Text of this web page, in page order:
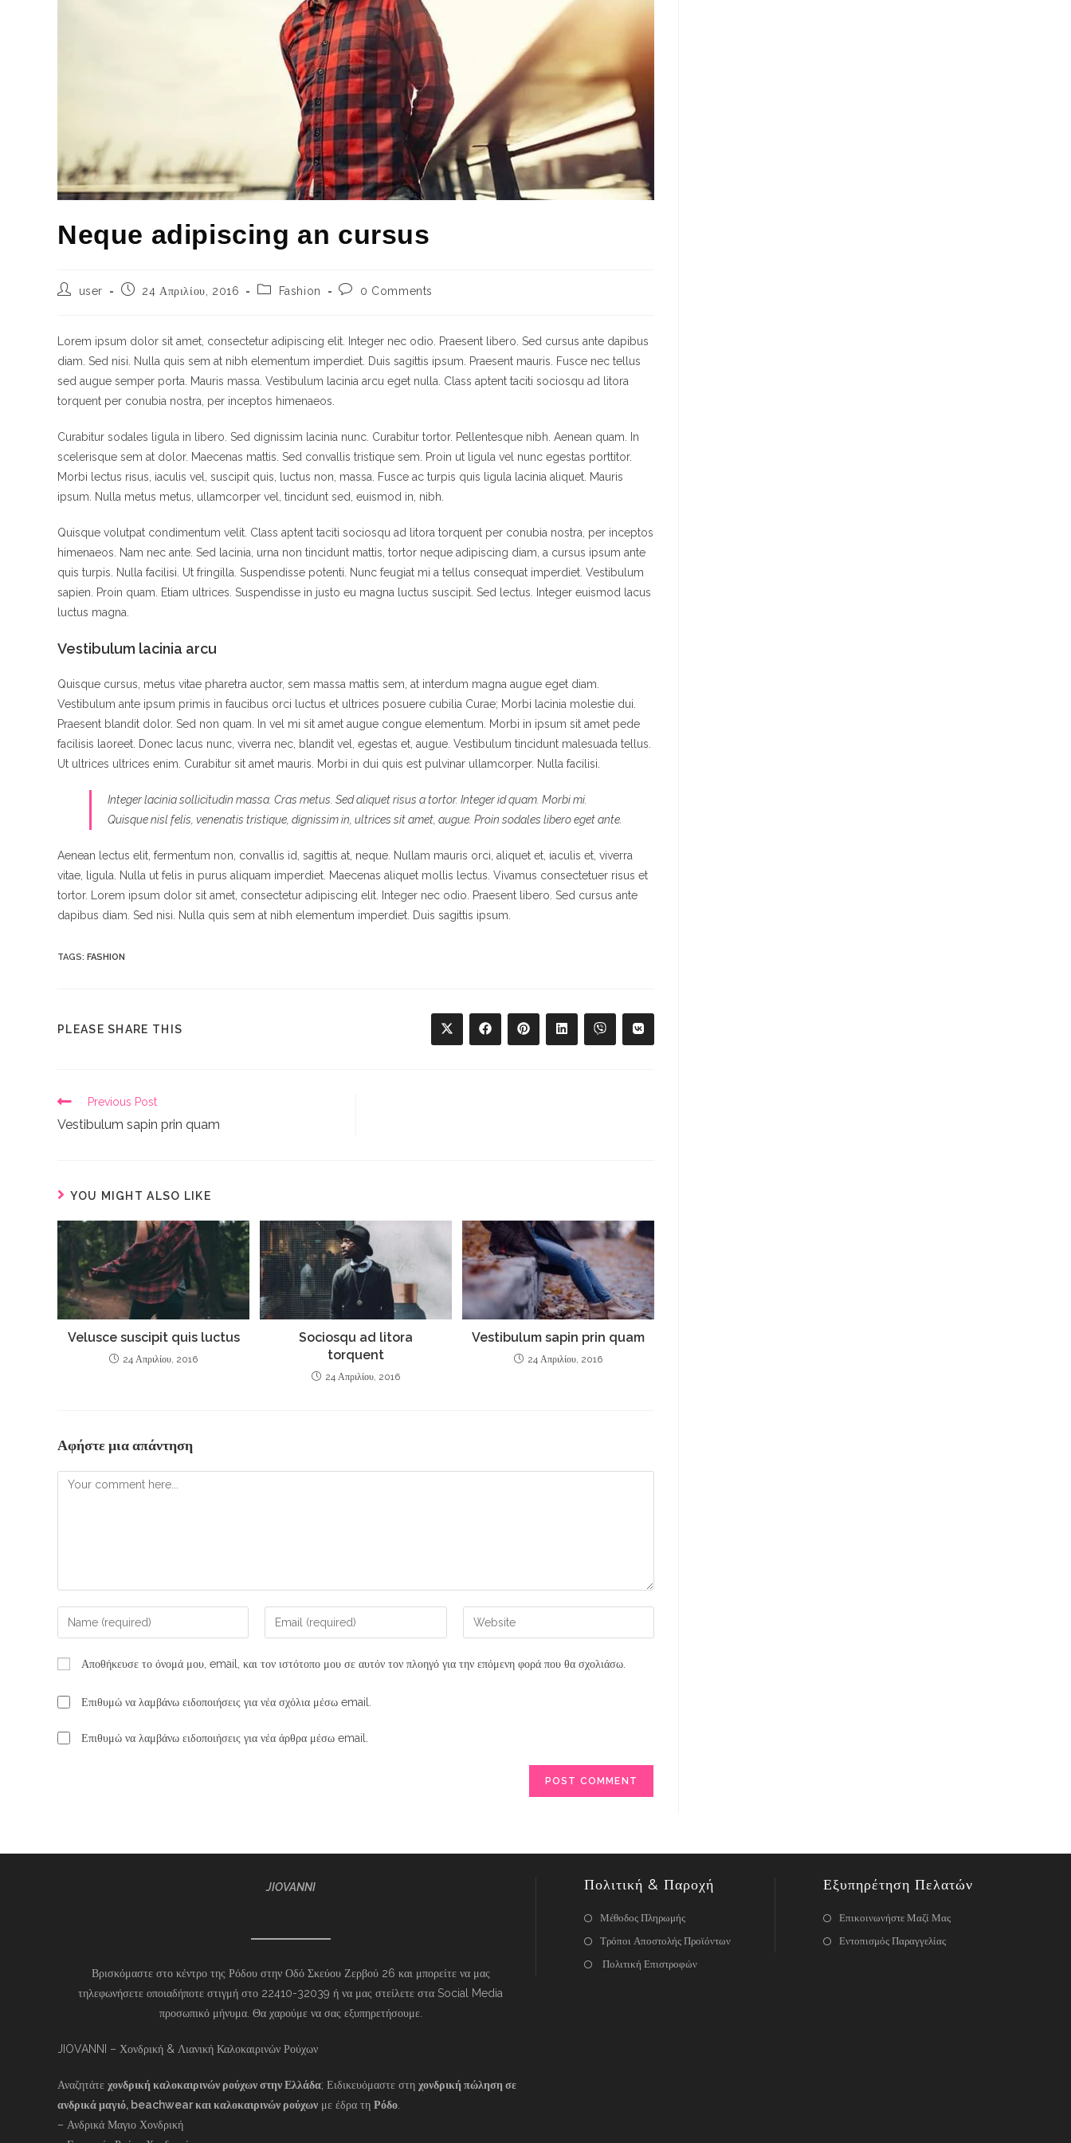
Neque adipiscing an cursus
user 24 Απριλίου, 2016 Fashion 0 Comments
Lorem ipsum dolor sit amet, consectetur adipiscing elit. Integer nec odio. Praesent libero. Sed cursus ante dapibus
diam. Sed nisi. Nulla quis sem at nibh elementum imperdiet. Duis sagittis ipsum. Praesent mauris. Fusce nec tellus
sed augue semper porta. Mauris massa. Vestibulum lacinia arcu eget nulla. Class aptent taciti sociosqu ad litora
torquent per conubia nostra, per inceptos himenaeos.
Curabitur sodales ligula in libero. Sed dignissim lacinia nunc. Curabitur tortor. Pellentesque nibh. Aenean quam. In
scelerisque sem at dolor. Maecenas mattis. Sed convallis tristique sem. Proin ut ligula vel nunc egestas porttitor.
Morbi lectus risus, iaculis vel, suscipit quis, luctus non, massa. Fusce ac turpis quis ligula lacinia aliquet. Mauris
ipsum. Nulla metus metus, ullamcorper vel, tincidunt sed, euismod in, nibh.
Quisque volutpat condimentum velit. Class aptent taciti sociosqu ad litora torquent per conubia nostra, per inceptos
himenaeos. Nam nec ante. Sed lacinia, urna non tincidunt mattis, tortor neque adipiscing diam, a cursus ipsum ante
quis turpis. Nulla facilisi. Ut fringilla. Suspendisse potenti. Nunc feugiat mi a tellus consequat imperdiet. Vestibulum
sapien. Proin quam. Etiam ultrices. Suspendisse in justo eu magna luctus suscipit. Sed lectus. Integer euismod lacus
luctus magna.
Vestibulum lacinia arcu
Quisque cursus, metus vitae pharetra auctor, sem massa mattis sem, at interdum magna augue eget diam.
Vestibulum ante ipsum primis in faucibus orci luctus et ultrices posuere cubilia Curae; Morbi lacinia molestie dui.
Praesent blandit dolor. Sed non quam. In vel mi sit amet augue congue elementum. Morbi in ipsum sit amet pede
facilisis laoreet. Donec lacus nunc, viverra nec, blandit vel, egestas et, augue. Vestibulum tincidunt malesuada tellus.
Ut ultrices ultrices enim. Curabitur sit amet mauris. Morbi in dui quis est pulvinar ullamcorper. Nulla facilisi.
Integer lacinia sollicitudin massa. Cras metus. Sed aliquet risus a tortor. Integer id quam. Morbi mi.
Quisque nisl felis, venenatis tristique, dignissim in, ultrices sit amet, augue. Proin sodales libero eget ante.
Aenean lectus elit, fermentum non, convallis id, sagittis at, neque. Nullam mauris orci, aliquet et, iaculis et, viverra
vitae, ligula. Nulla ut felis in purus aliquam imperdiet. Maecenas aliquet mollis lectus. Vivamus consectetuer risus et
tortor. Lorem ipsum dolor sit amet, consectetur adipiscing elit. Integer nec odio. Praesent libero. Sed cursus ante
dapibus diam. Sed nisi. Nulla quis sem at nibh elementum imperdiet. Duis sagittis ipsum.
TAGS: FASHION
PLEASE SHARE THIS
Previous Post
Vestibulum sapin prin quam
YOU MIGHT ALSO LIKE
Velusce suscipit quis luctus
24 Απριλίου, 2016
Sociosqu ad litora
torquent
24 Απριλίου, 2016
Vestibulum sapin prin quam
24 Απριλίου, 2016
Αφήστε μια απάντηση
Αποθήκευσε το όνομά μου, email, και τον ιστότοπο μου σε αυτόν τον πλοηγό για την επόμενη φορά που θα σχολιάσω.
Επιθυμώ να λαμβάνω ειδοποιήσεις για νέα σχόλια μέσω email.
Επιθυμώ να λαμβάνω ειδοποιήσεις για νέα άρθρα μέσω email.
JIOVANNI
Βρισκόμαστε στο κέντρο της Ρόδου στην Οδό Σκεύου Ζερβού 26 και μπορείτε να μας
τηλεφωνήσετε οποιαδήποτε στιγμή στο 22410-32039 ή να μας στείλετε στα Social Media
προσωπικό μήνυμα. Θα χαρούμε να σας εξυπηρετήσουμε.
JIOVANNI – Χονδρική & Λιανική Καλοκαιρινών Ρούχων
Αναζητάτε χονδρική καλοκαιρινών ρούχων στην Ελλάδα; Ειδικευόμαστε στη χονδρική πώληση σε
ανδρικά μαγιό, beachwear και καλοκαιρινών ρούχων με έδρα τη Ρόδο.
– Ανδρικά Μαγιο Χονδρική
Πολιτική & Παροχή
Μέθοδος Πληρωμής
Τρόποι Αποστολής Προϊόντων
Πολιτική Επιστροφών
Εξυπηρέτηση Πελατών
Επικοινωνήστε Μαζί Μας
Εντοπισμός Παραγγελίας